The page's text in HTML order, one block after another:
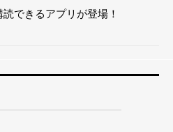
できるアプリが登場！